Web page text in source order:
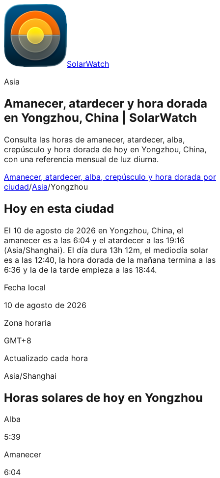
SolarWatch
Asia
Amanecer, atardecer y hora dorada
en Yongzhou, China | SolarWatch
Consulta las horas de amanecer, atardecer, alba,
crepúsculo y hora dorada de hoy en Yongzhou, China,
con una referencia mensual de luz diurna.
Amanecer, atardecer, alba, crepúsculo y hora dorada por
ciudad/Asia/Yongzhou
Hoy en esta ciudad
El 10 de agosto de 2026 en Yongzhou, China, el
amanecer es a las 6:04 y el atardecer a las 19:16
(Asia/Shanghai). El día dura 13h 12m, el mediodía solar
es a las 12:40, la hora dorada de la mañana termina a las
6:36 y la de la tarde empieza a las 18:44.
Fecha local
10 de agosto de 2026
Zona horaria
GMT+8
Actualizado cada hora
Asia/Shanghai
Horas solares de hoy en Yongzhou
Alba
5:39
Amanecer
6:04